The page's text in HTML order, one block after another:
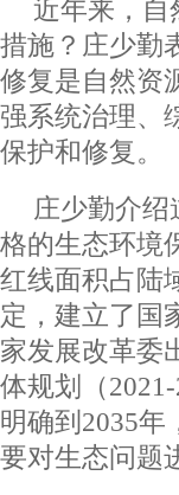
近年来，自
措施？庄少勤
修复是自然资
强系统治理、
保护和修复。
庄少勤介
格的生态环境
红线面积占陆
定，建立了国
家发展改革委
体规划（
明确到2035年
要对生态问题